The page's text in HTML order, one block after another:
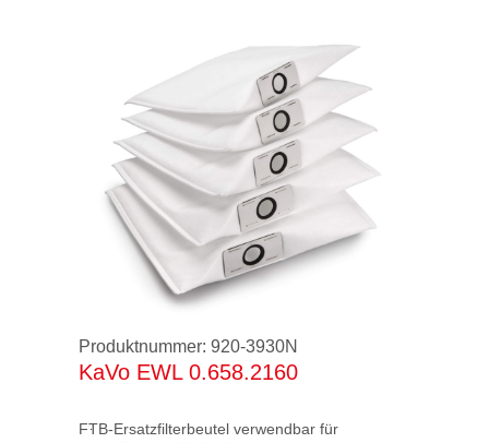
Produktnummer: 920-3930N
KaVo EWL 0.658.2160
FTB-Ersatzfilterbeutel verwendbar für